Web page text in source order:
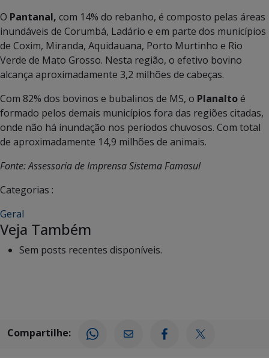
O Pantanal, com 14% do rebanho, é composto pelas áreas
inundáveis de Corumbá, Ladário e em parte dos municípios
de Coxim, Miranda, Aquidauana, Porto Murtinho e Rio
Verde de Mato Grosso. Nesta região, o efetivo bovino
alcança aproximadamente 3,2 milhões de cabeças.
Com 82% dos bovinos e bubalinos de MS, o Planaltoé
formado pelos demais municípios fora das regiões citadas,
onde não há inundação nos períodos chuvosos. Com total
de aproximadamente 14,9 milhões de animais.
Fonte: Assessoria de Imprensa Sistema Famasul
Categorias :
Geral
Veja Também
Sem posts recentes disponíveis.
Compartilhe: